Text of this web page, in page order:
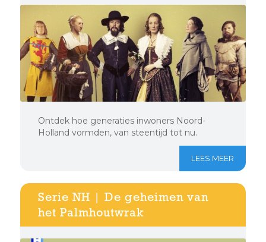
Ontdek hoe generaties inwoners Noord-
Holland vormden, van steentijd tot nu.
LEES MEER
Serie NH | De geheimen van
het Palmhoutwrak